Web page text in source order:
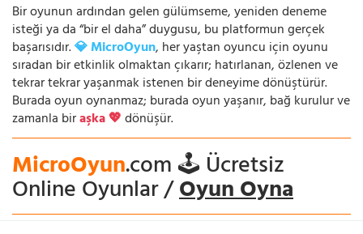
Bir oyunun ardından gelen gülümseme, yeniden deneme
isteği ya da “bir el daha” duygusu, bu platformun gerçek
başarısıdır.💎 MicroOyun, her yaştan oyuncu için oyunu
sıradan bir etkinlik olmaktan çıkarır; hatırlanan, özlenen ve
tekrar tekrar yaşanmak istenen bir deneyime dönüştürür.
Burada oyun oynanmaz; burada oyun yaşanır, bağ kurulur ve
zamanla biraşka 💖dönüşür.
MicroOyun.com 🕹️ Ücretsiz
Online Oyunlar /Oyun Oyna